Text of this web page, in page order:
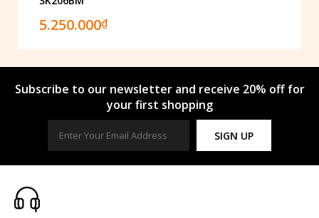
5.250.000₫
Subscribe to our newsletter and receive 20% off for
your first shopping
SIGN UP